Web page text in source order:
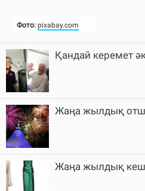
Қандай керемет
Жаңа жылдық
Жаңа жылдық